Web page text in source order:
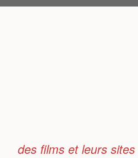
des films et leurs sites